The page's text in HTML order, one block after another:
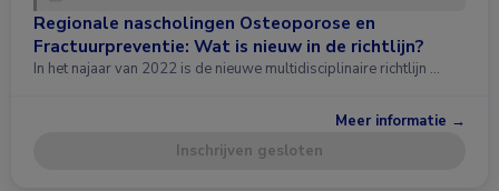
Regionale nascholingen Osteoporose en
Fractuurpreventie: Wat is nieuw in de richtlijn?
In het najaar van 2022 is de nieuwe multidisciplinaire richtlijn …
Meer informatie →
Inschrijven gesloten